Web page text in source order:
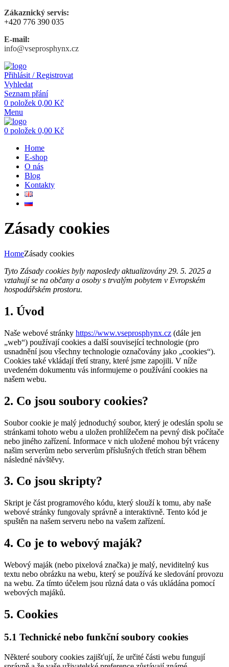
Zákaznický servis:
+420 776 390 035
E-mail:
info@vseprosphynx.cz
Přihlásit / Registrovat
Vyhledat
Seznam přání
0 položek 0,00 Kč
Menu
0 položek 0,00 Kč
Home
E-shop
O nás
Blog
Kontakty
Zásady cookies
HomeZásady cookies
Tyto Zásady cookies byly naposledy aktualizovány 29. 5. 2025 a
vztahují se na občany a osoby s trvalým pobytem v Evropském
hospodářském prostoru.
1. Úvod
Naše webové stránky https://www.vseprosphynx.cz (dále jen
„web“) používají cookies a další související technologie (pro
usnadnění jsou všechny technologie označovány jako „cookies“).
Cookies také vkládají třetí strany, které jsme zapojili. V níže
uvedeném dokumentu vás informujeme o používání cookies na
našem webu.
2. Co jsou soubory cookies?
Soubor cookie je malý jednoduchý soubor, který je odeslán spolu se
stránkami tohoto webu a uložen prohlížečem na pevný disk počítače
nebo jiného zařízení. Informace v nich uložené mohou být vráceny
našim serverům nebo serverům příslušných třetích stran během
následné návštěvy.
3. Co jsou skripty?
Skript je část programového kódu, který slouží k tomu, aby naše
webové stránky fungovaly správně a interaktivně. Tento kód je
spuštěn na našem serveru nebo na vašem zařízení.
4. Co je to webový maják?
Webový maják (nebo pixelová značka) je malý, neviditelný kus
textu nebo obrázku na webu, který se používá ke sledování provozu
na webu. Za tímto účelem jsou různá data o vás ukládána pomocí
webových majáků.
5. Cookies
5.1 Technické nebo funkční soubory cookies
Některé soubory cookies zajišťují, že určité části webu fungují